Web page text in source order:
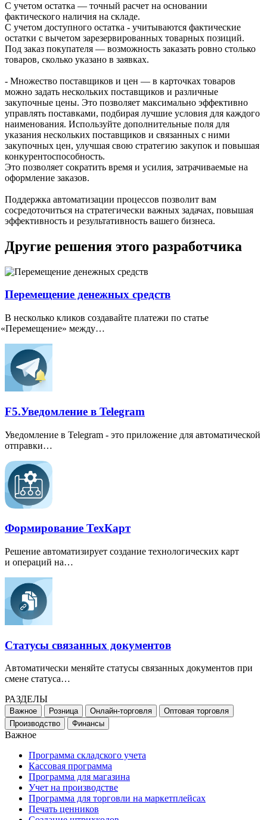
С учетом остатка — точный расчет на основании
фактического наличия на складе.
С учетом доступного остатка - учитываются фактические
остатки с вычетом зарезервированных товарных позиций.
Под заказ покупателя — возможность заказать ровно столько
товаров, сколько указано в заявках.
- Множество поставщиков и цен — в карточках товаров
можно задать нескольких поставщиков и различные
закупочные цены. Это позволяет максимально эффективно
управлять поставками, подбирая лучшие условия для каждого
наименования. Используйте дополнительные поля для
указания нескольких поставщиков и связанных с ними
закупочных цен, улучшая свою стратегию закупок и повышая
конкурентоспособность.
Это позволяет сократить время и усилия, затрачиваемые на
оформление заказов.
Поддержка автоматизации процессов позволит вам
сосредоточиться на стратегически важных задачах, повышая
эффективность и результативность вашего бизнеса.
Другие решения этого разработчика
Перемещение денежных средств
В несколько кликов создавайте платежи по статье
«Перемещение» между…
F5.Уведомление в Telegram
Уведомление в Telegram - это приложение для автоматической
отправки…
Формирование ТехКарт
Решение автоматизирует создание технологических карт
и операций на…
Статусы связанных документов
Автоматически меняйте статусы связанных документов при
смене статуса…
РАЗДЕЛЫ
Важное Розница Онлайн-торговля
Оптовая торговля
Производство
Финансы
Важное
Программа складского учета
Кассовая программа
Программа для магазина
Учет на производстве
Программа для торговли на маркетплейсах
Печать ценников